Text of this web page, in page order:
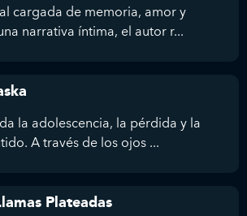
cargada de memoria, amor y
narrativa íntima, el autor r...
la adolescencia, la pérdida y la
A través de los ojos ...
Plateadas